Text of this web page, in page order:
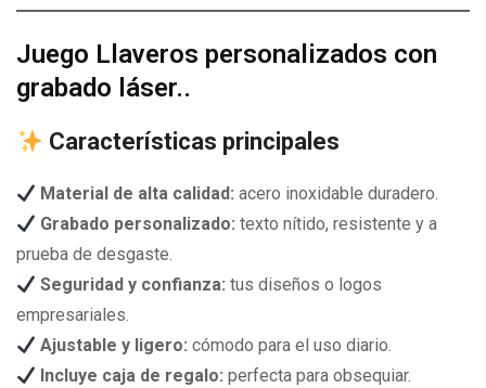
Juego Llaveros personalizados con
grabado láser..
Características principales
Material de alta calidad: acero inoxidable duradero.
Grabado personalizado: texto nítido, resistente y a
prueba de desgaste.
Seguridad y confianza: tus diseños o logos
empresariales.
Ajustable y ligero: cómodo para el uso diario.
Incluye caja de regalo: perfecta para obsequiar.